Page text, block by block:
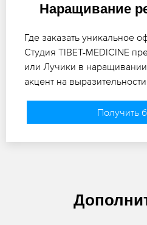
Наращивание
Где заказать уникальное
Студия TIBET-MEDICINE
или Лучики в
акцент на выразительности.
Получить